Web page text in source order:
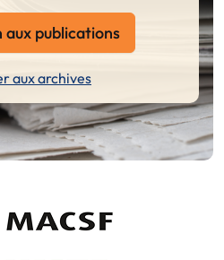
publications
aux archives